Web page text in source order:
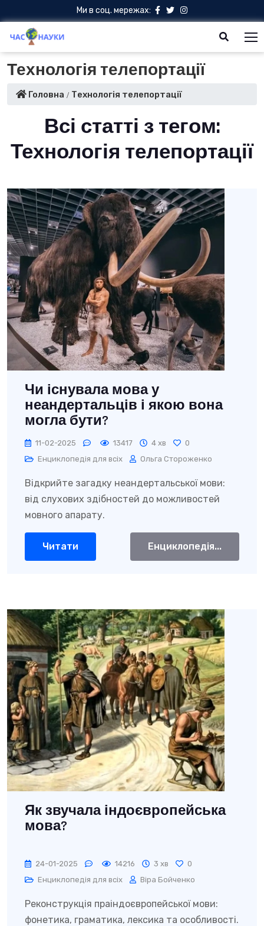
Ми в соц. мережах:
Технологія телепортації
Головна Технологія телепортації
Всі статті з тегом:
Технологія телепортації
Чи існувала мова у
неандертальців і якою вона
могла бути?
11-02-2025 13417 4 хв
0
Енциклопедія для всіх
Ольга Стороженко
Відкрийте загадку неандертальської мови:
від слухових здібностей до можливостей
мовного апарату.
Читати Енциклопедія...
Як звучала індоєвропейська
мова?
24-01-2025 14216 3 хв
0
Енциклопедія для всіх
Віра Бойченко
Реконструкція праіндоєвропейської мови:
фонетика, граматика, лексика та особливості.